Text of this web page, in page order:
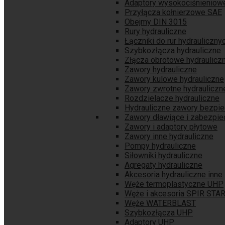
Adaptory
Przyłącza kołnierzowe SAE
Obejmy DIN 3015
Rury hydrauliczne
Łączniki do rur
Szybkozłącza hydrauliczne
Złącza obrotowe
Zawory hydrauliczne
Zawory kulowe hydrauliczne
Zawory zwrotne
Rozdzielacze hydrauliczne
Hydrauliczne zawory
Zawory dławiące i
Zawory i adaptory płytowe
Zawory inne hydrauliczne
Pompy hydrauliczne
Siłowniki hydrauliczne
Agregaty hydrauliczne
Akcesoria hydrauliczne inne
Węże termoplastyczne UHP
Węże i akcesoria SPIR STAR
Węże WATERBLAST
Szybkozłącza UHP
Adaptory UHP